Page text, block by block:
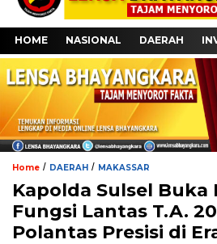
HOME NASIONAL DAERAH
Home / DAERAH / MAKASSAR
Kapolda Sulsel Buka
Fungsi Lantas T.A.
Polantas Presisi di